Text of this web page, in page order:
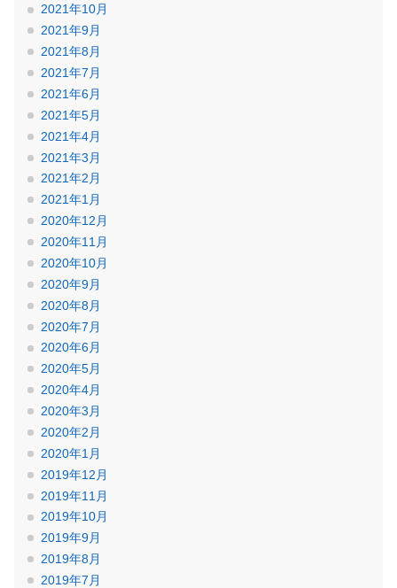
2021年10月
2021年9月
2021年8月
2021年7月
2021年6月
2021年5月
2021年4月
2021年3月
2021年2月
2021年1月
2020年12月
2020年11月
2020年10月
2020年9月
2020年8月
2020年7月
2020年6月
2020年5月
2020年4月
2020年3月
2020年2月
2020年1月
2019年12月
2019年11月
2019年10月
2019年9月
2019年8月
2019年7月